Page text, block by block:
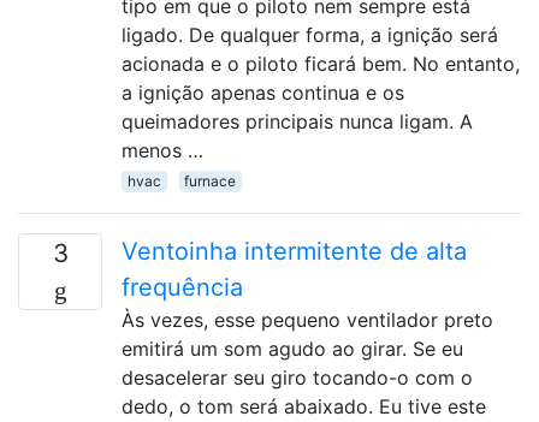
tipo em que o piloto nem sempre está
ligado. De qualquer forma, a ignição será
acionada e o piloto ficará bem. No entanto,
a ignição apenas continua e os
queimadores principais nunca ligam. A
menos …
hvac furnace
3
Ventoinha intermitente de alta
frequência
Às vezes, esse pequeno ventilador preto
emitirá um som agudo ao girar. Se eu
desacelerar seu giro tocando-o com o
dedo, o tom será abaixado. Eu tive este